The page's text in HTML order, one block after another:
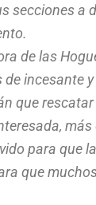
secciones a
de las
incesante
que
para que
que